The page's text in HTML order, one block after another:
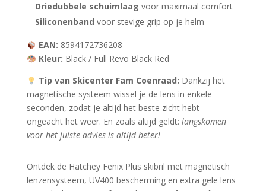
Driedubbele schuimlaag voor maximaal comfort
Siliconenband voor stevige grip op je helm
EAN: 8594172736208
Kleur: Black / Full Revo Black Red
Tip van Skicenter Fam Coenraad: Dankzij het
magnetische systeem wissel je de lens in enkele
seconden, zodat je altijd het beste zicht hebt –
ongeacht het weer. En zoals altijd geldt: langskomen
voor het juiste advies is altijd beter!
Ontdek de Hatchey Fenix Plus skibril met magnetisch
lenzensysteem, UV400 bescherming en extra gele lens